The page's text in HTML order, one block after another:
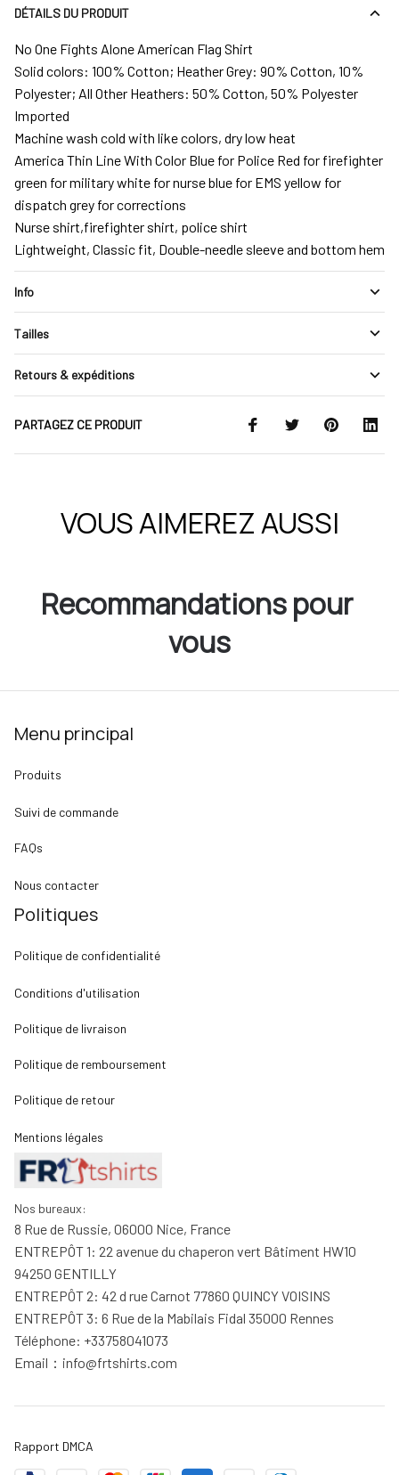
DÉTAILS DU PRODUIT
No One Fights Alone American Flag Shirt
Solid colors: 100% Cotton; Heather Grey: 90% Cotton, 10%
Polyester; All Other Heathers: 50% Cotton, 50% Polyester
Imported
Machine wash cold with like colors, dry low heat
America Thin Line With Color Blue for Police Red for firefighter
green for military white for nurse blue for EMS yellow for
dispatch grey for corrections
Nurse shirt,firefighter shirt, police shirt
Lightweight, Classic fit, Double-needle sleeve and bottom hem
Info
Tailles
Retours & expéditions
PARTAGEZ CE PRODUIT
VOUS AIMEREZ AUSSI
Recommandations pour
vous
Menu principal
Produits
Suivi de commande
FAQs
Nous contacter
Politiques
Politique de confidentialité
Conditions d'utilisation
Politique de livraison
Politique de remboursement
Politique de retour
Mentions légales
Nos bureaux:
8 Rue de Russie, 06000 Nice, France
ENTREPÔT 1: 22 avenue du chaperon vert Bâtiment HW10
94250 GENTILLY
ENTREPÔT 2: 42 d rue Carnot 77860 QUINCY VOISINS
ENTREPÔT 3: 6 Rue de la Mabilais Fidal 35000 Rennes
Téléphone: +33758041073
Email： info@frtshirts.com
Rapport DMCA